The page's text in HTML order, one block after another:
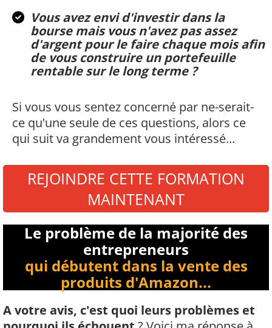
Vous avez envi d'investir dans la
bourse mais vous n'avez pas assez
d'argent pour le faire chaque mois afin
de vous construire un portefeuille
rentable sur le long terme ?
Si vous vous sentez concerné par ne-serait-
ce qu'une seule de ces questions, alors ce
qui suit va grandement vous intéressé...
REJOINDRE CETTE FORMATION
MAINTENANT
Le problème de la majorité des
entrepreneurs
qui débutent dans la vente des
produits d'Amazon...
A votre avis, c'est quoi leurs problèmes et